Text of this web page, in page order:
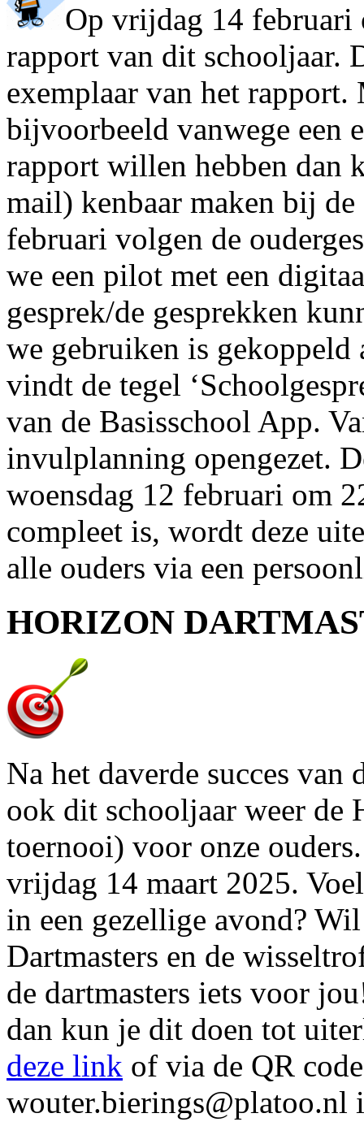
Op vrijdag 14 februari
rapport van dit schooljaar.
exemplaar van het
bijvoorbeeld vanwege een
rapport willen hebben dan
mail) kenbaar maken bij
februari volgen de
we een pilot met een
gesprek/de gesprekken
we gebruiken is gekoppeld
vindt de tegel
van de Basisschool App.
invulplanning opengezet.
woensdag 12 februari om
compleet is, wordt deze
alle ouders via een
HORIZON
Na het daverde succes van
ook dit schooljaar weer de
toernooi) voor onze
vrijdag 14 maart 2025.
in een gezellige avond?
Dartmasters en de
de dartmasters iets voor
dan kun je dit doen tot
deze link of via de QR
wouter.bierings@platoo.nl